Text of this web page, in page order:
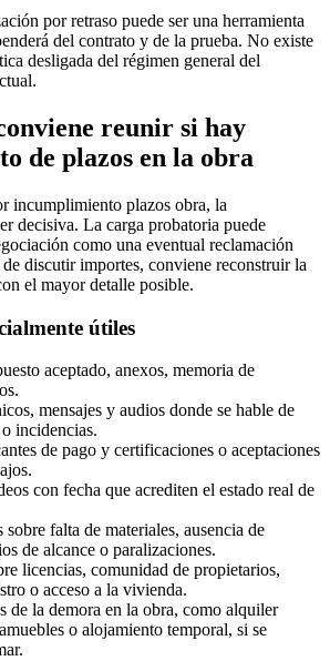
por retraso puede ser una herramienta
del contrato y de la prueba. No existe
desligada del régimen general del
reunir si hay
de plazos en la obra
incumplimiento plazos obra, la
decisiva. La carga probatoria puede
como una eventual reclamación
discutir importes, conviene reconstruir la
el mayor detalle posible.
útiles
aceptado, anexos, memoria de
mensajes y audios donde se hable de
incidencias.
de pago y certificaciones o aceptaciones
con fecha que acrediten el estado real de
falta de materiales, ausencia de
de alcance o paralizaciones.
licencias, comunidad de propietarios,
o acceso a la vivienda.
de la demora en la obra, como alquiler
o alojamiento temporal, si se